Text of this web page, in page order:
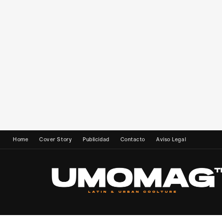
Home Cover Story Publicidad Contacto Aviso Legal